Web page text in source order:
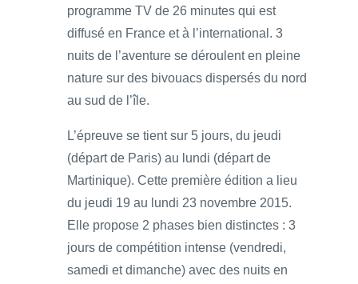
programme TV de 26 minutes qui est
diffusé en France et à l’international. 3
nuits de l’aventure se déroulent en pleine
nature sur des bivouacs dispersés du nord
au sud de l’île.
L’épreuve se tient sur 5 jours, du jeudi
(départ de Paris) au lundi (départ de
Martinique). Cette première édition a lieu
du jeudi 19 au lundi 23 novembre 2015.
Elle propose 2 phases bien distinctes : 3
jours de compétition intense (vendredi,
samedi et dimanche) avec des nuits en